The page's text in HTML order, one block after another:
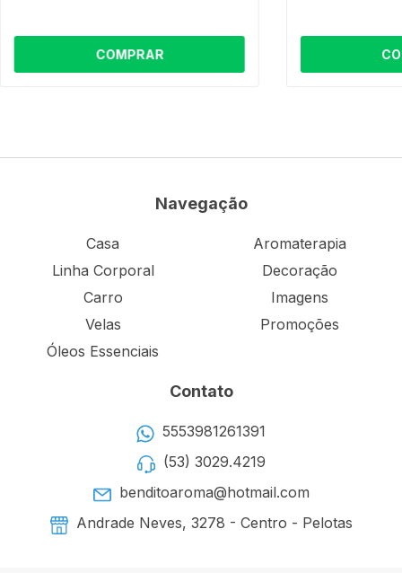
COMPRAR
Navegação
Casa
Linha Corporal
Carro
Velas
Óleos Essenciais
Aromaterapia
Decoração
Imagens
Promoções
Contato
5553981261391
(53) 3029.4219
benditoaroma@hotmail.com
Andrade Neves, 3278 - Centro - Pelotas